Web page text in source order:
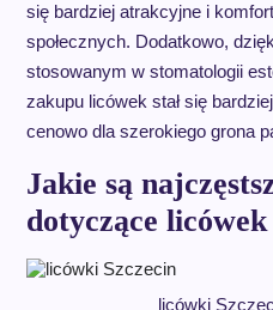
się bardziej atrakcyjne i
społecznych. Dodatkowo,
stosowanym w stomatologii
zakupu licówek stał się
cenowo dla szerokiego grona
Jakie są
dotyczące
licówki